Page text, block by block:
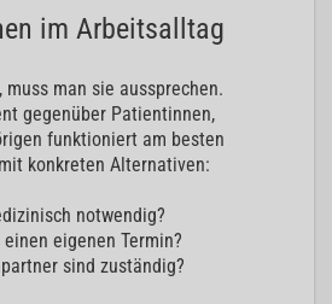
im Arbeitsalltag
muss man sie aussprechen.
gegenüber Patientinnen,
funktioniert am besten
konkreten Alternativen:
notwendig?
eigenen Termin?
sind zuständig?